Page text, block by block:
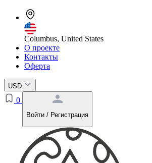
Columbus, United States
О проекте
Контакты
Оферта
USD
0
Войти / Регистрация